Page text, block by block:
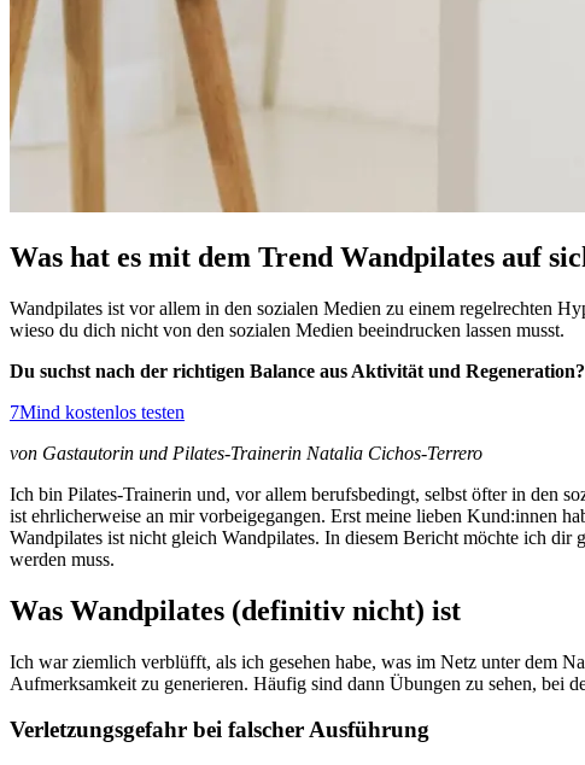
Was hat es mit dem Trend Wandpilates auf
Wandpilates ist vor allem in den sozialen Medien zu einem regelrechten
wieso du dich nicht von den sozialen Medien beeindrucken lassen musst.
Du suchst nach der richtigen Balance aus Aktivität und
7Mind kostenlos testen
von Gastautorin und Pilates-Trainerin Natalia Cichos-Terrero
Ich bin Pilates-Trainerin und, vor allem berufsbedingt, selbst öfter in den
ist ehrlicherweise an mir vorbeigegangen. Erst meine lieben Kund:innen
Wandpilates ist nicht gleich Wandpilates. In diesem Bericht möchte ich
werden muss.
Was Wandpilates (definitiv nicht) ist
Ich war ziemlich verblüfft, als ich gesehen habe, was im Netz unter dem
Aufmerksamkeit zu generieren. Häufig sind dann Übungen zu sehen, bei
Verletzungsgefahr bei falscher Ausführung